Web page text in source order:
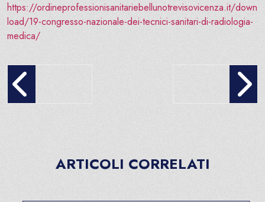
https://ordineprofessionisanitariebellunotrevisovicenza.it/down
load/19-congresso-nazionale-dei-tecnici-sanitari-di-radiologia-
medica/
Congresso nazionale TSLB Aggiornamento Albo
ARTICOLI CORRELATI